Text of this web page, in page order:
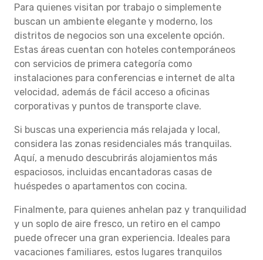
Para quienes visitan por trabajo o simplemente
buscan un ambiente elegante y moderno, los
distritos de negocios son una excelente opción.
Estas áreas cuentan con hoteles contemporáneos
con servicios de primera categoría como
instalaciones para conferencias e internet de alta
velocidad, además de fácil acceso a oficinas
corporativas y puntos de transporte clave.
Si buscas una experiencia más relajada y local,
considera las zonas residenciales más tranquilas.
Aquí, a menudo descubrirás alojamientos más
espaciosos, incluidas encantadoras casas de
huéspedes o apartamentos con cocina.
Finalmente, para quienes anhelan paz y tranquilidad
y un soplo de aire fresco, un retiro en el campo
puede ofrecer una gran experiencia. Ideales para
vacaciones familiares, estos lugares tranquilos